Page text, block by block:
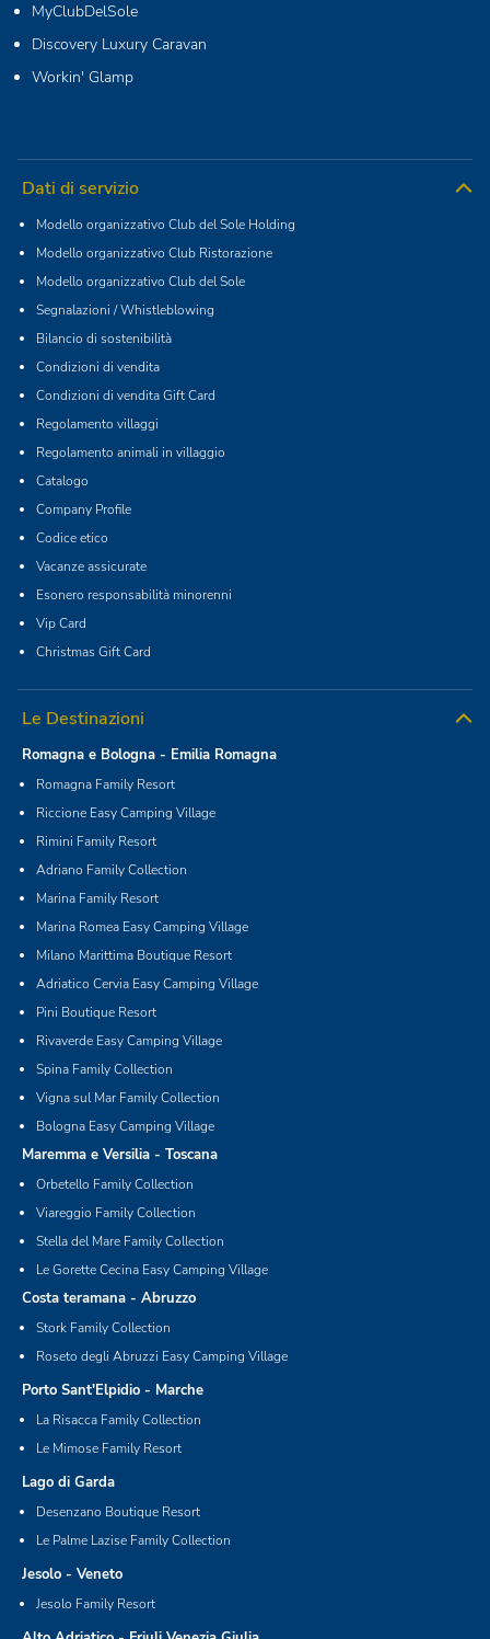
MyClubDelSole
Discovery Luxury Caravan
Workin' Glamp
Dati di servizio
Modello organizzativo Club del Sole Holding
Modello organizzativo Club Ristorazione
Modello organizzativo Club del Sole
Segnalazioni / Whistleblowing
Bilancio di sostenibilità
Condizioni di vendita
Condizioni di vendita Gift Card
Regolamento villaggi
Regolamento animali in villaggio
Catalogo
Company Profile
Codice etico
Vacanze assicurate
Esonero responsabilità minorenni
Vip Card
Christmas Gift Card
Le Destinazioni
Romagna e Bologna - Emilia Romagna
Romagna Family Resort
Riccione Easy Camping Village
Rimini Family Resort
Adriano Family Collection
Marina Family Resort
Marina Romea Easy Camping Village
Milano Marittima Boutique Resort
Adriatico Cervia Easy Camping Village
Pini Boutique Resort
Rivaverde Easy Camping Village
Spina Family Collection
Vigna sul Mar Family Collection
Bologna Easy Camping Village
Maremma e Versilia - Toscana
Orbetello Family Collection
Viareggio Family Collection
Stella del Mare Family Collection
Le Gorette Cecina Easy Camping Village
Costa teramana - Abruzzo
Stork Family Collection
Roseto degli Abruzzi Easy Camping Village
Porto Sant'Elpidio - Marche
La Risacca Family Collection
Le Mimose Family Resort
Lago di Garda
Desenzano Boutique Resort
Le Palme Lazise Family Collection
Jesolo - Veneto
Jesolo Family Resort